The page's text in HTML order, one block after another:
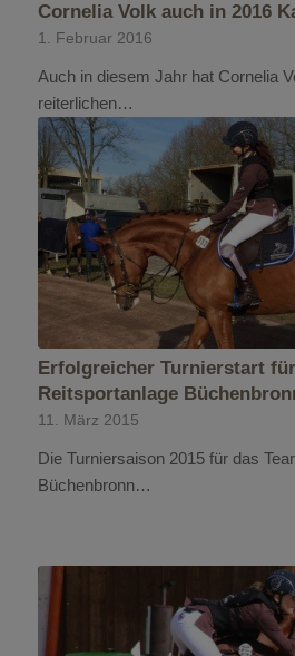
Cornelia Volk auch in 2016
1. Februar 2016
Auch in diesem Jahr hat Cornelia
reiterlichen…
Erfolgreicher Turnierstart
Reitsportanlage
11. März 2015
Die Turniersaison 2015 für das
Büchenbronn…